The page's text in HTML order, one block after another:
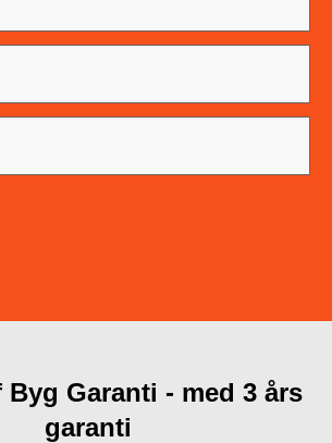
Byg Garanti - med 3 års
garanti